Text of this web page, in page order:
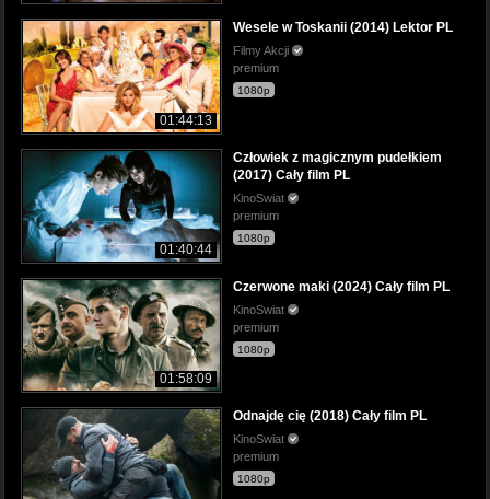
01:44:13
Wesele w Toskanii (2014) Lektor PL
Filmy Akcji
premium
1080p
01:40:44
Człowiek z magicznym pudełkiem
(2017) Cały film PL
KinoSwiat
premium
1080p
01:58:09
Czerwone maki (2024) Cały film PL
KinoSwiat
premium
1080p
Odnajdę cię (2018) Cały film PL
KinoSwiat
premium
1080p